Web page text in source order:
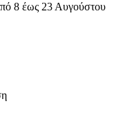
8 έως 23 Αυγούστου